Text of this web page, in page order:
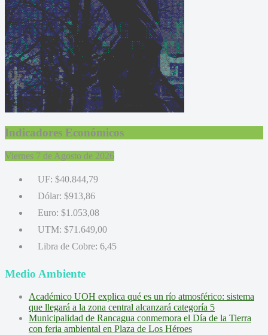
Indicadores Económicos
Viernes 7 de Agosto de 2026
UF: $40.844,79
Dólar: $913,86
Euro: $1.053,08
UTM: $71.649,00
Libra de Cobre: 6,45
Medio Ambiente
Académico UOH explica qué es un río atmosférico: sistema
que llegará a la zona central alcanzará categoría 5
Municipalidad de Rancagua conmemora el Día de la Tierra
con feria ambiental en Plaza de Los Héroes